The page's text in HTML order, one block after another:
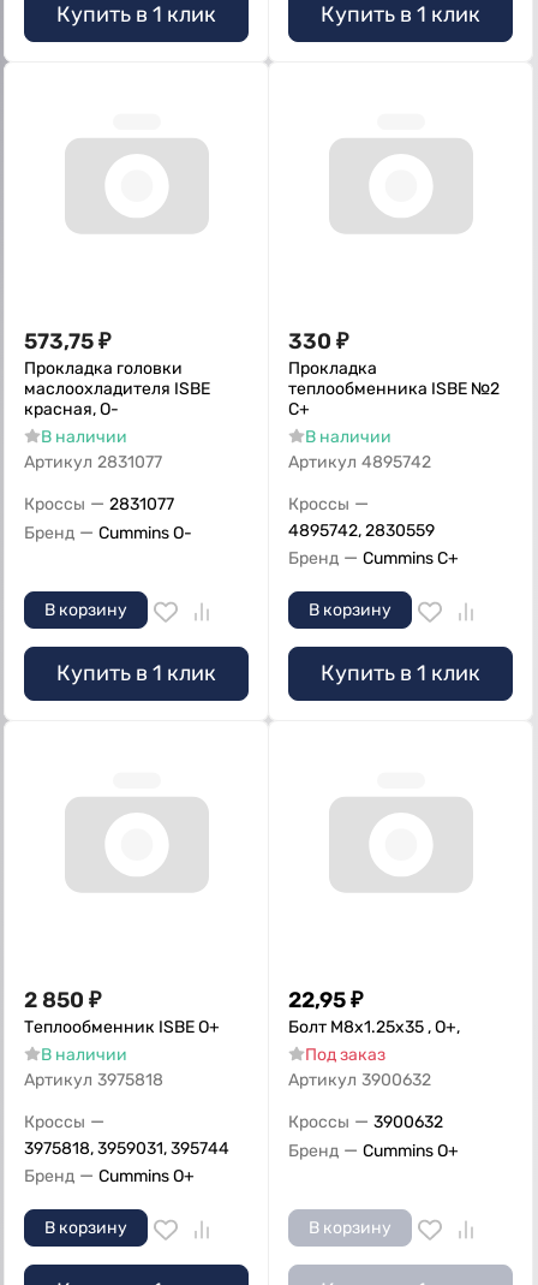
Купить в 1 клик Купить в 1 клик
573,75₽
Прокладка головки
маслоохладителя ISBE
красная, О-
В наличии
Артикул 2831077
Кроссы — 2831077
Бренд — Cummins O-
В корзину
Купить в 1 клик
330 ₽
Прокладка
теплообменника ISBE №2
С+
В наличии
Артикул 4895742
Кроссы —
4895742, 2830559
Бренд — Cummins C+
В корзину
Купить в 1 клик
2 850 ₽
Теплообменник ISBE О+
В наличии
Артикул 3975818
Кроссы —
3975818, 3959031, 395744
Бренд — Cummins O+
В корзину
22,95₽
Болт M8x1.25x35 , О+,
Под заказ
Артикул 3900632
Кроссы — 3900632
Бренд — Cummins O+
В корзину